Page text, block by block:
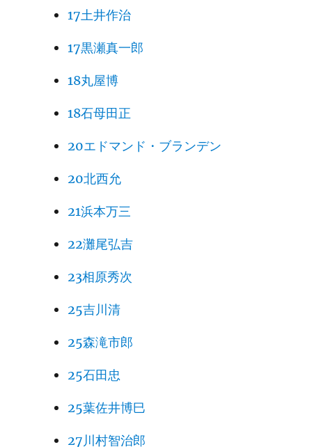
17土井作治
17黒瀬真一郎
18丸屋博
18石母田正
20エドマンド・ブランデン
20北西允
21浜本万三
22灘尾弘吉
23相原秀次
25吉川清
25森滝市郎
25石田忠
25葉佐井博巳
27川村智治郎